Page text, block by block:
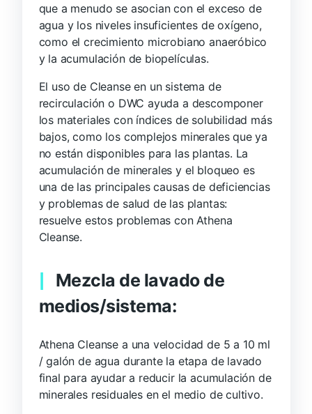
que a menudo se asocian con el exceso de
agua y los niveles insuficientes de oxígeno,
como el crecimiento microbiano anaeróbico
y la acumulación de biopelículas.
El uso de Cleanse en un sistema de
recirculación o DWC ayuda a descomponer
los materiales con índices de solubilidad más
bajos, como los complejos minerales que ya
no están disponibles para las plantas. La
acumulación de minerales y el bloqueo es
una de las principales causas de deficiencias
y problemas de salud de las plantas:
resuelve estos problemas con Athena
Cleanse.
Mezcla de lavado de
medios/sistema:
Athena Cleanse a una velocidad de 5 a 10 ml
/ galón de agua durante la etapa de lavado
final para ayudar a reducir la acumulación de
minerales residuales en el medio de cultivo.